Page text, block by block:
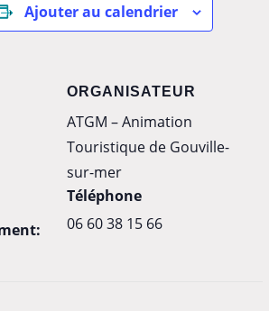
Ajouter au calendrier
ORGANISATEUR
ATGM – Animation
Touristique de Gouville-
sur-mer
Téléphone
‭06 60 38 15 66‬